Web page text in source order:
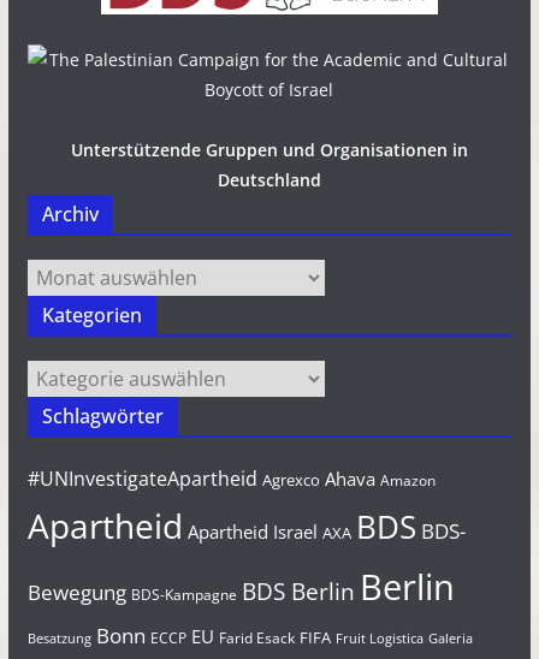
Unterstützende Gruppen und Organisationen in
Deutschland
Archiv
Archiv
Kategorien
Kategorien
Schlagwörter
#UNInvestigateApartheid Agrexco Ahava Amazon
Apartheid Apartheid Israel AXA BDS BDS-
Bewegung BDS-Kampagne BDS Berlin Berlin
Besatzung Bonn ECCP EU Farid Esack FIFA Fruit Logistica Galeria